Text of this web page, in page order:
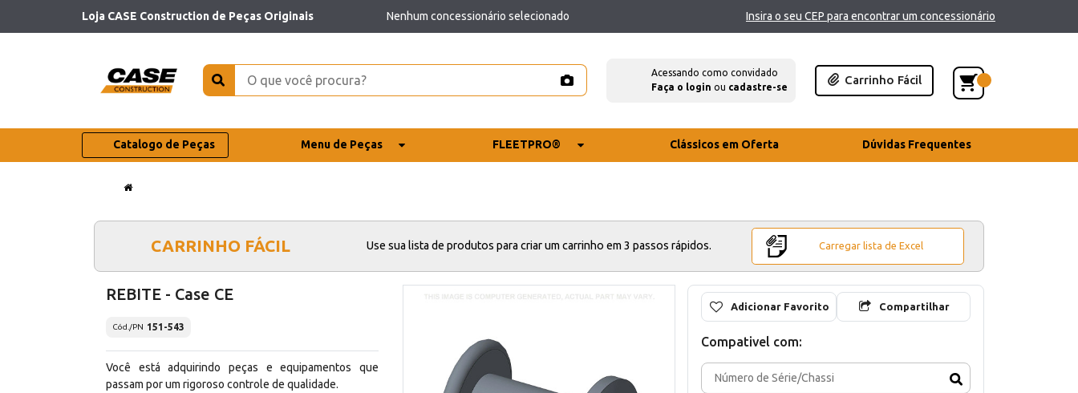
Loja CASE Construction de Peças Originais Nenhum concessionário selecionado Insira o seu CEP para encontrar um concessionário
Acessando como convidado
Faça o login ou cadastre-se
Carrinho Fácil
Catalogo de Peças Menu de Peças FLEETPRO® Clássicos em Oferta Dúvidas Frequentes
CARRINHO FÁCIL Use sua lista de produtos para criar um carrinho em 3 passos rápidos. Carregar lista de Excel
REBITE - Case CE
Cód./PN 151-543
Você está adquirindo peças e equipamentos que
passam por um rigoroso controle de qualidade.
Adicionar Favorito Compartilhar
Compativel com: